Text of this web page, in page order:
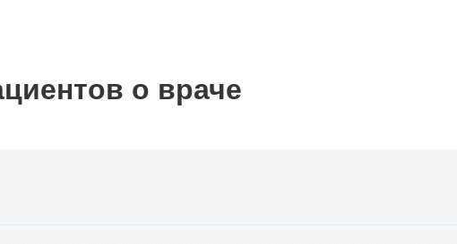
о враче